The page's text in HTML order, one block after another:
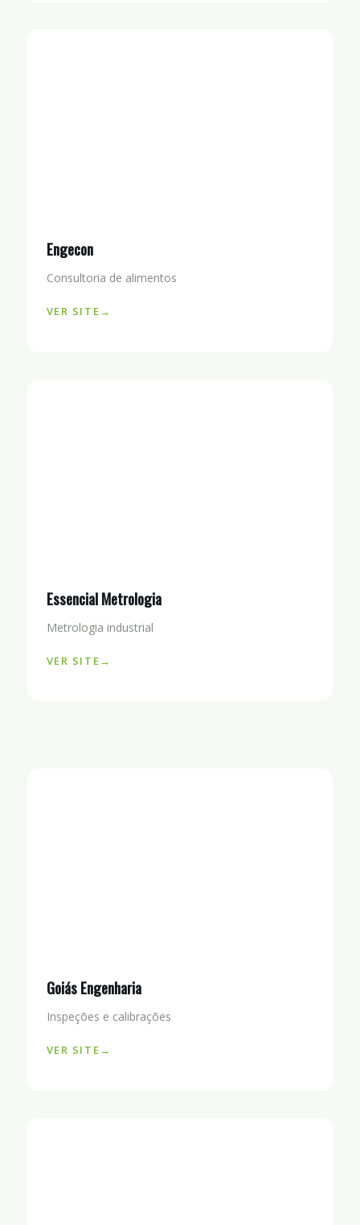
Engecon
Consultoria de alimentos
VER SITE
Essencial Metrologia
Metrologia industrial
VER SITE
Goiás Engenharia
Inspeções e calibrações
VER SITE